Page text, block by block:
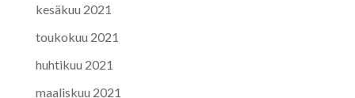
kesäkuu 2021
toukokuu 2021
huhtikuu 2021
maaliskuu 2021